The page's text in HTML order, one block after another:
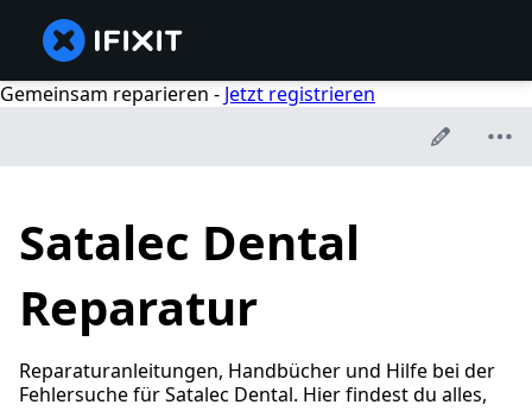
Gemeinsam reparieren - Jetzt registrieren
Satalec Dental
Reparatur
Reparaturanleitungen, Handbücher und Hilfe bei der
Fehlersuche für Satalec Dental. Hier findest du alles,